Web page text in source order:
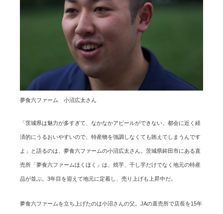
夢食六ファーム 小沼広太さん
「茨城県は魅力が多すぎて、なかなかアピールができない。都会に近く経
済的にうるおいやすいので、特産物を強調しなくても賄えてしまうんです
よ」と語るのは、夢食六ファームの小沼広太さん。茨城県鉾田市にある直
売所「夢食六ファームほくほく」は、焼芋、干し芋だけでなく地元の特産
品が並ぶ。3年目を迎えて地元に定着し、売り上げも上昇中だ。
夢食六ファームを立ち上げたのは小沼さんの父。JAの直売所で店長を15年